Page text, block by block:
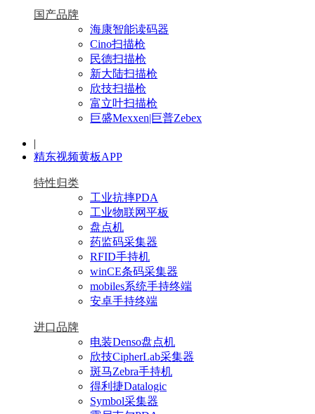
国产品牌
海康智能读码器
Cino扫描枪
民德扫描枪
新大陆扫描枪
欣技扫描枪
富立叶扫描枪
巨盛Mexxen|巨普Zebex
|
精东视频黄板APP
特性归类
工业抗摔PDA
工业物联网平板
盘点机
药监码采集器
RFID手持机
winCE条码采集器
mobiles系统手持终端
安卓手持终端
进口品牌
电装Denso盘点机
欣技CipherLab采集器
斑马Zebra手持机
得利捷Datalogic
Symbol采集器